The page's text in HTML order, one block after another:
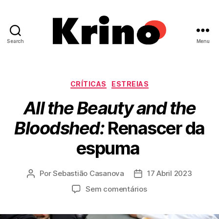
Search Menu
Categorias
CRÍTICAS ESTREIAS
All the Beauty and the
Bloodshed:Renascer da
espuma
Autor
PorSebastião Casanova
Data
do
17 Abril 2023
Sem comentáriosem